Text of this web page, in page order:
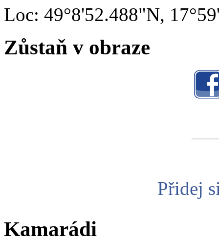
Loc: 49°8'52.488"N,
Zůstaň v obraze
Přidej
Kamarádi